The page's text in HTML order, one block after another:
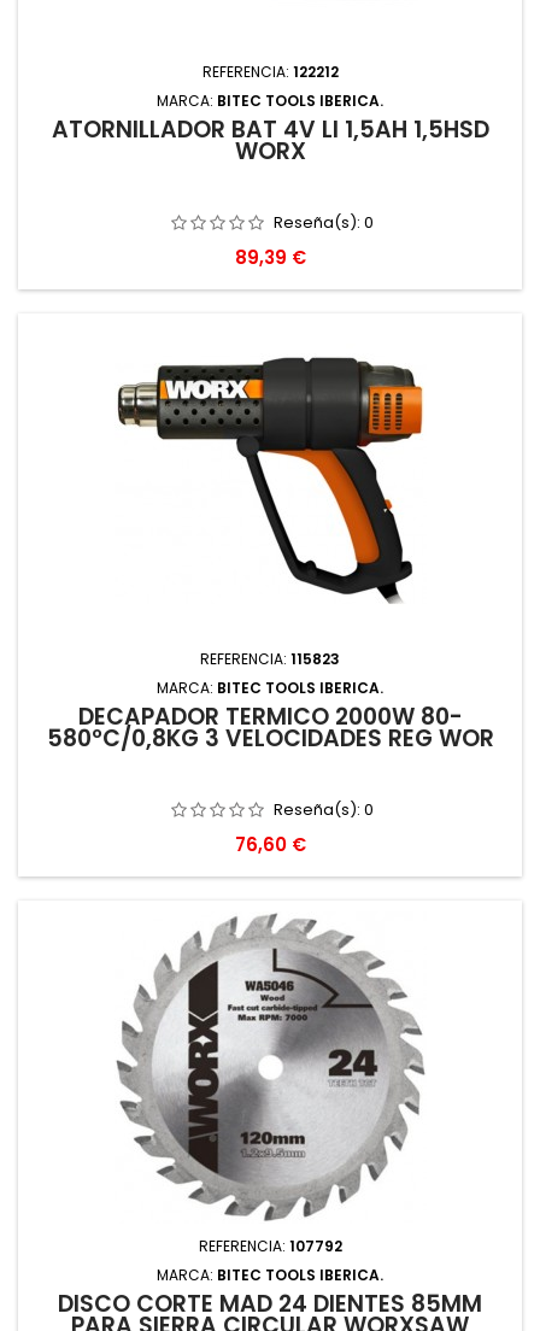
REFERENCIA: 122212
MARCA: BITEC TOOLS IBERICA.
ATORNILLADOR BAT 4V LI 1,5AH 1,5HSD
WORX
Reseña(s): 0
Precio
89,39 €
REFERENCIA: 115823
MARCA: BITEC TOOLS IBERICA.
DECAPADOR TERMICO 2000W 80-
580ºC/0,8KG 3 VELOCIDADES REG WOR
Reseña(s): 0
Precio
76,60 €
REFERENCIA: 107792
MARCA: BITEC TOOLS IBERICA.
DISCO CORTE MAD 24 DIENTES 85MM